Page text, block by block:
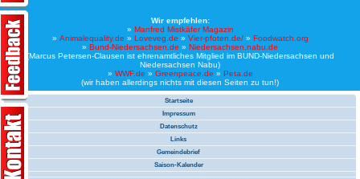
Wir empfehlen:
» Manfred Mistkäfer Magazin
» Animalequality.de » Loveveg.de » Vier-pfoten.de/» Foodwatch.org
» Bund-Niedersachsen.de » Niedersachsen.nabu.de
(Marcus Petersen-Clausen ist ehrenamtliches Mitglied im BUND-Niedersachsen und
Niedersachsen Nabu)
» WWF.de » Greenpeace.de » Peta.de
(wir haben allerdings nichts mit diesen Seiten zu tun!)
Startseite
Impressum
Datenschutz
Links
Gemeindebrief
Saison-Kalender